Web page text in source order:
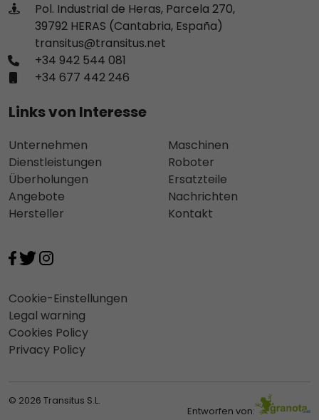
Pol. Industrial de Heras, Parcela 270,
39792 HERAS (Cantabria, España)
transitus@transitus.net
+34 942 544 081
+34 677 442 246
Links von Interesse
Unternehmen
Dienstleistungen
Überholungen
Angebote
Hersteller
Maschinen
Roboter
Ersatzteile
Nachrichten
Kontakt
Cookie-Einstellungen
Legal warning
Cookies Policy
Privacy Policy
© 2026 Transitus S.L.
Entworfen von: